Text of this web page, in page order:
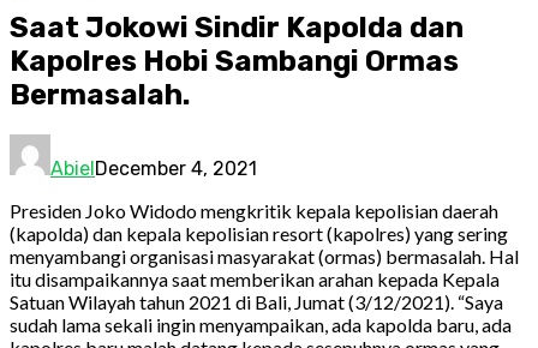
Saat Jokowi Sindir Kapolda dan
Kapolres Hobi Sambangi Ormas
Bermasalah.
Abiel December 4, 2021
Presiden Joko Widodo mengkritik kepala kepolisian daerah
(kapolda) dan kepala kepolisian resort (kapolres) yang sering
menyambangi organisasi masyarakat (ormas) bermasalah. Hal
itu disampaikannya saat memberikan arahan kepada Kepala
Satuan Wilayah tahun 2021 di Bali, Jumat (3/12/2021). “Saya
sudah lama sekali ingin menyampaikan, ada kapolda baru, ada